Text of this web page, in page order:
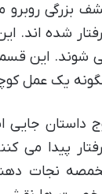
بزرگی روبرو
شده اند.
شوند. این
یک عمل
داستان جایی
پیدا می
نجات